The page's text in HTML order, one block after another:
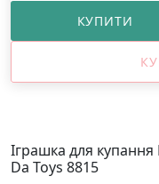
КУПИТИ
Іграшка для
Da Toys 8815